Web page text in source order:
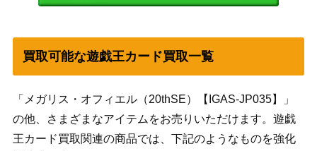
買取可能な遊戯王カード買取一覧
「メガリス・オフィエル（20thSE）【IGAS-JP035】」
の他、さまざまなアイテムをお売りいただけます。遊戯
王カード買取関連の商品では、下記のようなものを強化